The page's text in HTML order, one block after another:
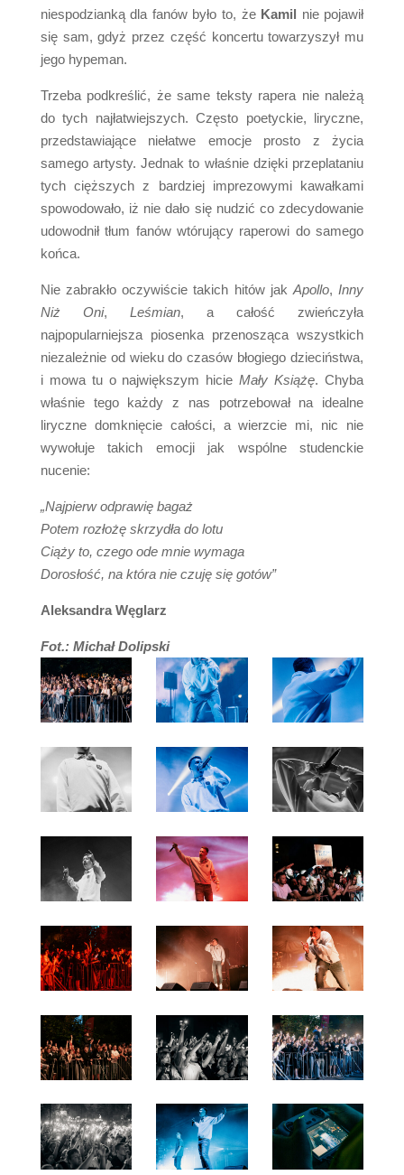
niespodzianką dla fanów było to, że Kamil nie pojawił
się sam, gdyż przez część koncertu towarzyszył mu
jego hypeman.
Trzeba podkreślić, że same teksty rapera nie należą
do tych najłatwiejszych. Często poetyckie, liryczne,
przedstawiające niełatwe emocje prosto z życia
samego artysty. Jednak to właśnie dzięki przeplataniu
tych cięższych z bardziej imprezowymi kawałkami
spowodowało, iż nie dało się nudzić co zdecydowanie
udowodnił tłum fanów wtórujący raperowi do samego
końca.
Nie zabrakło oczywiście takich hitów jak Apollo, Inny
Niż Oni, Leśmian, a całość zwieńczyła
najpopularniejsza piosenka przenosząca wszystkich
niezależnie od wieku do czasów błogiego dzieciństwa,
i mowa tu o największym hicieMały Książę. Chyba
właśnie tego każdy z nas potrzebował na idealne
liryczne domknięcie całości, a wierzcie mi, nic nie
wywołuje takich emocji jak wspólne studenckie
nucenie:
„Najpierw odprawię bagaż
Potem rozłożę skrzydła do lotu
Ciąży to, czego ode mnie wymaga
Dorosłość, na która nie czuję się gotów”
Aleksandra Węglarz
Fot.: Michał Dolipski